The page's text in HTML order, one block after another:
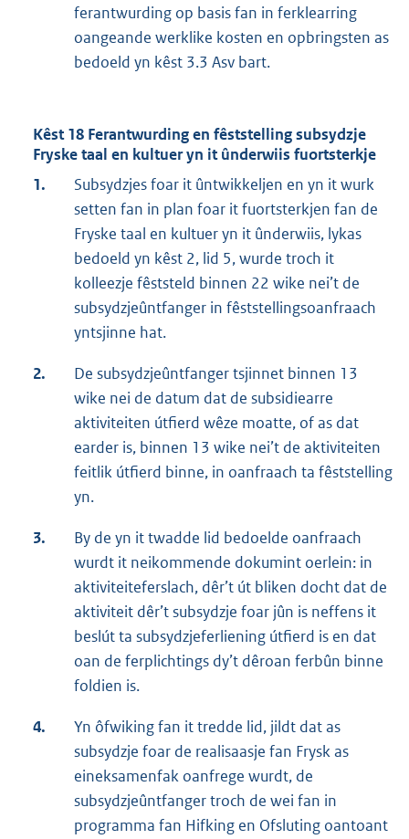
ferantwurding op basis fan in ferklearring
oangeande werklike kosten en opbringsten as
bedoeld yn kêst 3.3 Asv bart.
Kêst 18 Ferantwurding en fêststelling subsydzje
Fryske taal en kultuer yn it ûnderwiis fuortsterkje
1.
Subsydzjes foar it ûntwikkeljen en yn it wurk
setten fan in plan foar it fuortsterkjen fan de
Fryske taal en kultuer yn it ûnderwiis, lykas
bedoeld yn kêst 2, lid 5, wurde troch it
kolleezje fêststeld binnen 22 wike nei’t de
subsydzjeûntfanger in fêststellingsoanfraach
yntsjinne hat.
2.
De subsydzjeûntfanger tsjinnet binnen 13
wike nei de datum dat de subsidiearre
aktiviteiten útfierd wêze moatte, of as dat
earder is, binnen 13 wike nei’t de aktiviteiten
feitlik útfierd binne, in oanfraach ta fêststelling
yn.
3.
By de yn it twadde lid bedoelde oanfraach
wurdt it neikommende dokumint oerlein: in
aktiviteiteferslach, dêr’t út bliken docht dat de
aktiviteit dêr’t subsydzje foar jûn is neffens it
beslút ta subsydzjeferliening útfierd is en dat
oan de ferplichtings dy’t dêroan ferbûn binne
foldien is.
4.
Yn ôfwiking fan it tredde lid, jildt dat as
subsydzje foar de realisaasje fan Frysk as
eineksamenfak oanfrege wurdt, de
subsydzjeûntfanger troch de wei fan in
programma fan Hifking en Ofsluting oantoant